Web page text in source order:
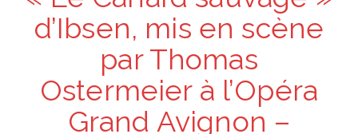
d’Ibsen, mis en scène
par Thomas
Ostermeier à l’Opéra
Grand Avignon –